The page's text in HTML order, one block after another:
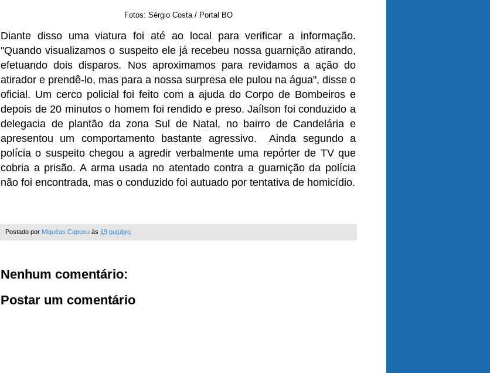
Fotos: Sérgio Costa / Portal BO
Diante disso uma viatura foi até ao local para verificar a informação.
"Quando visualizamos o suspeito ele já recebeu nossa guarnição atirando,
efetuando dois disparos. Nos aproximamos para revidamos a ação do
atirador e prendê-lo, mas para a nossa surpresa ele pulou na água", disse o
oficial. Um cerco policial foi feito com a ajuda do Corpo de Bombeiros e
depois de 20 minutos o homem foi rendido e preso. Jaílson foi conduzido a
delegacia de plantão da zona Sul de Natal, no bairro de Candelária e
apresentou um comportamento bastante agressivo. Ainda segundo a
polícia o suspeito chegou a agredir verbalmente uma repórter de TV que
cobria a prisão. A arma usada no atentado contra a guarnição da polícia
não foi encontrada, mas o conduzido foi autuado por tentativa de homicídio.
Postado por Miquéas Capuxu às 19 outubro
Nenhum comentário:
Postar um comentário